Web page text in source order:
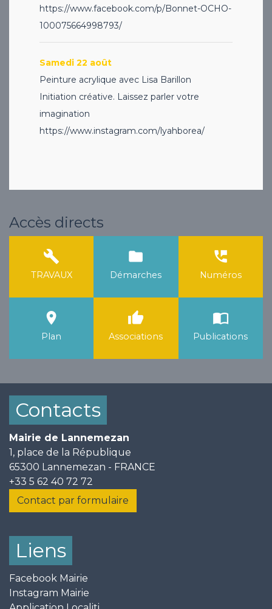
https://www.facebook.com/p/Bonnet-OCHO-
100075664998793/​​​​​​​
Samedi 22 août
Peinture acrylique avec Lisa Barillon
Initiation créative. Laissez parler votre
imagination
https://www.instagram.com/lyahborea/
Accès directs
build
TRAVAUX
folder
Démarches
perm_phone_msg
Numéros
room
Plan
thumb_up
Associations
import_contacts
Publications
Contacts
Mairie de Lannemezan
1, place de la République
65300 Lannemezan - FRANCE
+33 5 62 40 72 72
Contact par formulaire
Liens
Facebook Mairie
Instagram Mairie